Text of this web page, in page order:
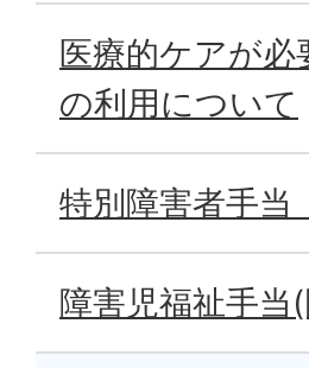
医療的ケアが
の利用について
特別障害者手当
障害児福祉手当